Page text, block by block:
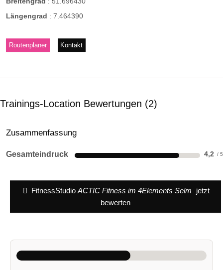
Längengrad : 7.464390
Routenplaner Kontakt
Trainings-Location Bewertungen 2
Zusammenfassung
Gesamteindruck 4,2
FitnessStudioACTIC Fitness im 4Elements Selm
jetzt
bewerten